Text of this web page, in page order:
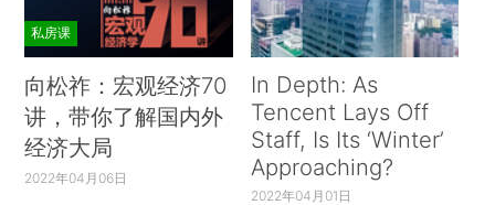
私房课
向松祚：宏观经济70
讲，带你了解国内外
经济大局
2022年04月06日
In Depth: As
Tencent Lays Off
Staff, Is Its ‘Winter’
Approaching?
2022年04月01日